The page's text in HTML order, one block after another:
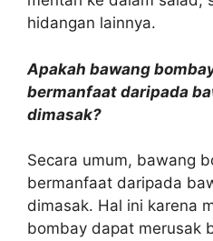
hidangan lainnya.
Apakah bawang
bermanfaat daripada
dimasak?
Secara umum, bawang
bermanfaat daripada
dimasak. Hal ini karena
bombay dapat merusak